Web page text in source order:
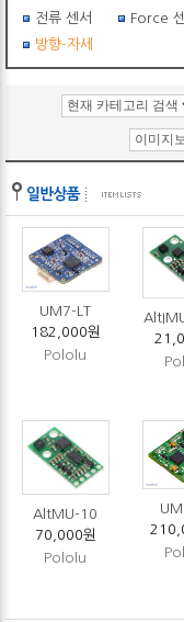
전류 센서
Force 센
방향-자세센서
UM7-LT
182,000원
Pololu
AltMU-10
70,000원
Pololu